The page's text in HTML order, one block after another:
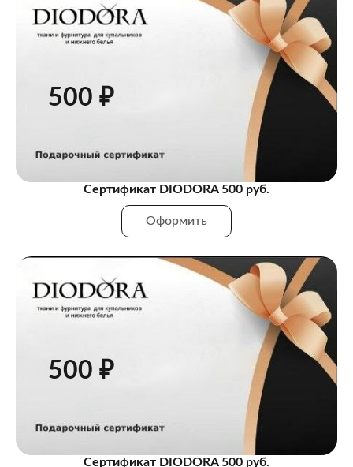
500 ₽
Сертификат DIODORA 500 руб.
Оформить
500 ₽
Сертификат DIODORA 500 руб.